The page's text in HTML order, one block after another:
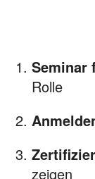
Seminar
Rolle
zeigen